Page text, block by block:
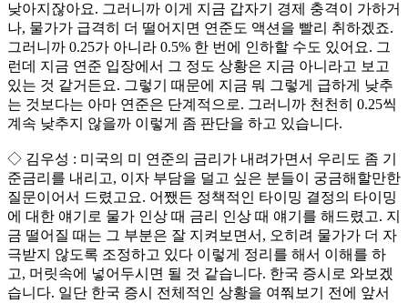
낮아지잖아요. 그러니까 이게 지금 갑자기 경제 충격이 가하거
나, 물가가 급격히 더 떨어지면 연준도 액션을 빨리 취하겠죠.
그러니까 0.25가 아니라 0.5% 한 번에 인하할 수도 있어요. 그
런데 지금 연준 입장에서 그 정도 상황은 지금 아니라고 보고
있는 것 같거든요. 그렇기 때문에 지금 뭐 그렇게 급하게 낮추
는 것보다는 아마 연준은 단계적으로. 그러니까 천천히 0.25씩
계속 낮추지 않을까 이렇게 좀 판단을 하고 있습니다.
◇ 김우성 : 미국의 미 연준의 금리가 내려가면서 우리도 좀 기
준금리를 내리고, 이자 부담을 덜고 싶은 분들이 궁금해할만한
질문이어서 드렸고요. 어쨌든 정책적인 타이밍 결정의 타이밍
에 대한 얘기로 물가 인상 때 금리 인상 때 얘기를 해드렸고. 지
금 떨어질 때는 그 부분은 잘 지켜보면서, 오히려 물가가 더 자
극받지 않도록 조정하고 있다 이렇게 정리를 해서 이해를 하
고, 머릿속에 넣어두시면 될 것 같습니다. 한국 증시로 와보겠
습니다. 일단 한국 증시 전체적인 상황을 여쭤보기 전에 앞서